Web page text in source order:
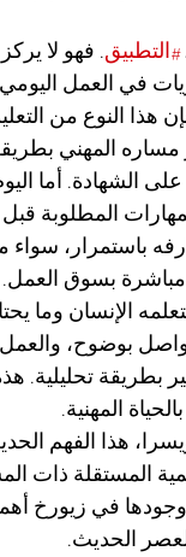
#التطبيق. فهو لا
في العمل
هذا النوع من
المهني
الشهادة. أما
المطلوبة
باستمرار،
مباشرة بسوق العمل.
الإنسان وما
بوضوح،
بطريقة تحليلية.
المهنية.
هذا الفهم
الرسمي الأكاديمية
سي إتش. ويعكس وجودها في
الحديث.